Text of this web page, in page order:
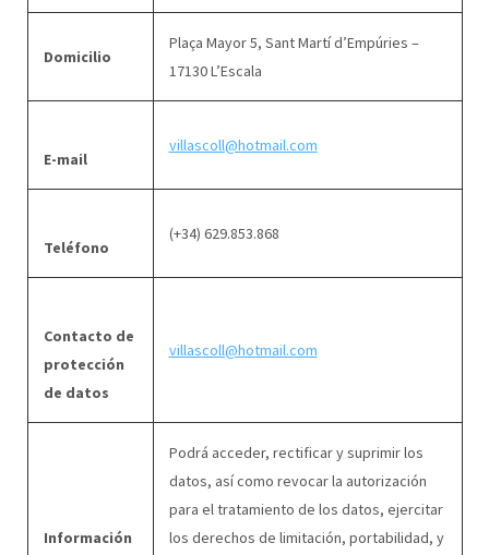
Domicilio
Plaça Mayor 5, Sant Martí d’Empúries –
17130 L’Escala
E-mail
villascoll@hotmail.com
Teléfono
(+34) 629.853.868
Contacto de
protección
de datos
villascoll@hotmail.com
Información
Podrá acceder, rectificar y suprimir los
datos, así como revocar la autorización
para el tratamiento de los datos, ejercitar
los derechos de limitación, portabilidad, y